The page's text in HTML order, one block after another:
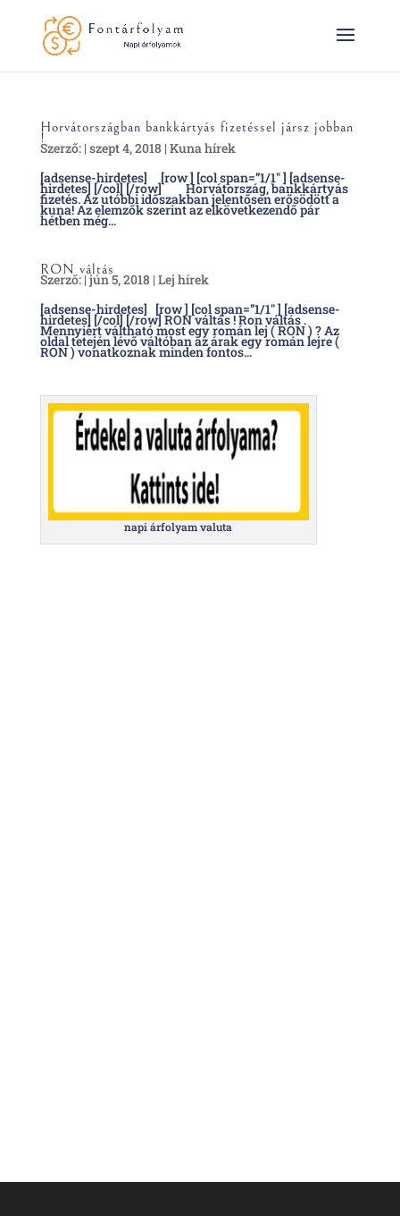
Horvátországban bankkártyás fizetéssel jársz jobban
!
Szerző: | szept 4, 2018 | Kuna hírek
[adsense-hirdetes] [row ] [col span=”1/1″ ] [adsense-
hirdetes] [/col] [/row] Horvátország, bankkártyás
fizetés. Az utóbbi időszakban jelentősen erősödött a
kuna! Az elemzők szerint az elkövetkezendő pár
hétben még...
RON váltás
Szerző:|jún 5, 2018 | Lej hírek
[adsense-hirdetes] [row ] [col span=”1/1″ ] [adsense-
hirdetes] [/col] [/row] RON váltás ! Ron váltás .
Mennyiért váltható most egy román lej ( RON ) ? Az
oldal tetején lévő váltóban az árak egy román lejre (
RON ) vonatkoznak minden fontos...
napi árfolyam valuta